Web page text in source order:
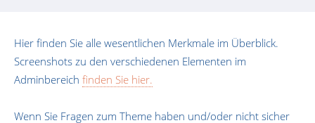
Hier finden Sie alle wesentlichen Merkmale im Überblick.
Screenshots zu den verschiedenen Elementen im
Adminbereich finden Sie hier.
Wenn Sie Fragen zum Theme haben und/oder nicht sicher